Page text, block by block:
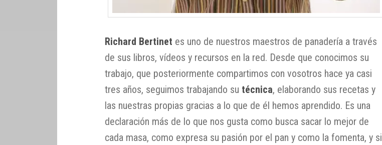
Richard Bertinet es uno de nuestros maestros de panadería a través
de sus libros, vídeos y recursos en la red. Desde que conocimos su
trabajo, que posteriormente compartimos con vosotros hace ya casi
tres años, seguimos trabajando su técnica, elaborando sus recetas y
las nuestras propias gracias a lo que de él hemos aprendido. Es una
declaración más de lo que nos gusta como busca sacar lo mejor de
cada masa, como expresa su pasión por el pan y como la fomenta, y si